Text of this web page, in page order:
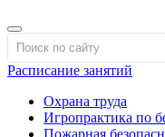
Расписание занятий
Охрана труда
Игропрактика по
Пожарная